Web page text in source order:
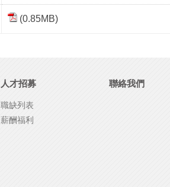
(0.85MB)
人才招募
職缺列表
薪酬福利
聯絡我們